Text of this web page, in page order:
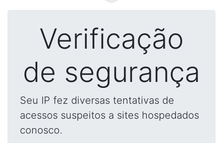
Verificação
de segurança
Seu IP fez diversas tentativas de
acessos suspeitos a sites hospedados
conosco.